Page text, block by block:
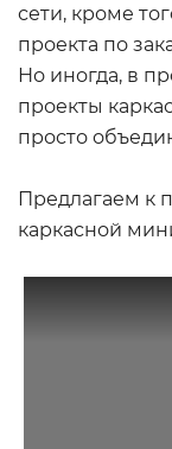
сети, кроме
проекта по
Но иногда, в
проекты
просто
Предлагаем к
каркасной